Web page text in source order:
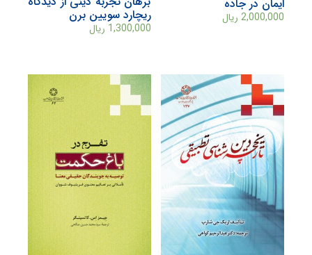
ایمان در جاده
2,000,000 ریال ریچارد سویین برن
1,300,000 ریال